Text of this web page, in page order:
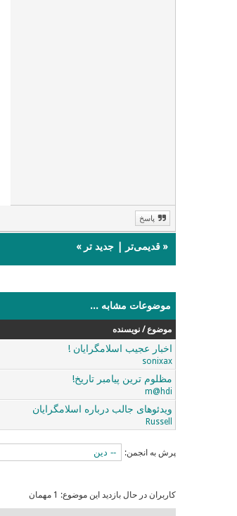
پاسخ
« قدیمی‌تر جدید تر »
موضوعات مشابه ...
موضوع / نویسنده
اخبار عجیب اسلامگرایان !
sonixax
مظلوم ترین پیامبر تاریخ!
m@hdi
ویدئوهای جالب درباره اسلامگرایان
Russell
پرش به انجمن:
کاربران در حال بازدید این موضوع: 1 مهمان